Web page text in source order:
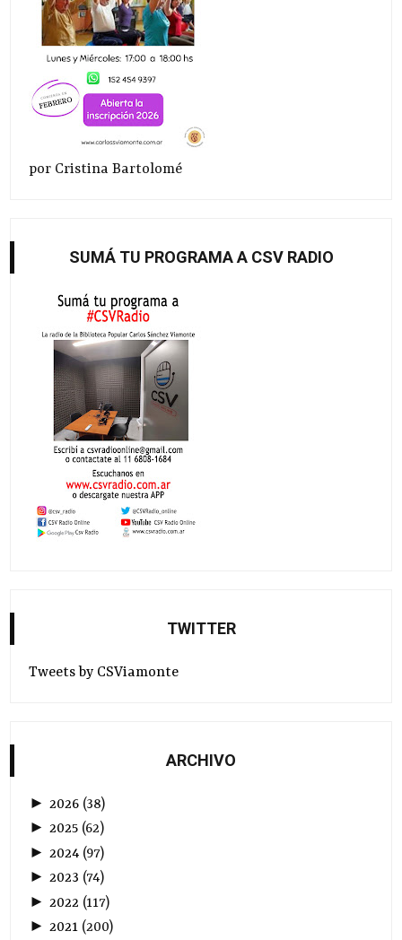
por Cristina Bartolomé
SUMÁ TU PROGRAMA A CSV RADIO
TWITTER
Tweets by CSViamonte
ARCHIVO
► 2026 (38)
►2025 (62)
► 2024 (97)
►2023 (74)
► 2022 (117)
►2021 (200)